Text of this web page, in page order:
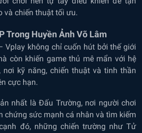
và chiến thuật tối ưu.
Trong Huyền Ảnh Võ Lâm
Vplay không chỉ cuốn hút bởi thế giới
còn khiến game thủ mê mẩn với hệ
nơi kỹ năng, chiến thuật và tinh thần
cực hạn.
nhất là Đấu Trường, nơi người chơi
chứng sức mạnh cá nhân và tìm kiếm
đó, những chiến trường như Tử